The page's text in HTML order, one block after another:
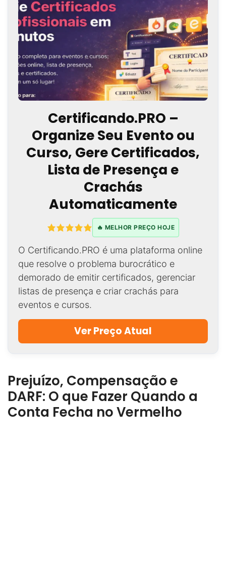
Certificando.PRO –
Organize Seu Evento ou
Curso, Gere Certificados,
Lista de Presença e
Crachás
Automaticamente
🔥 MELHOR PREÇO HOJE
O Certificando.PRO é uma plataforma online
que resolve o problema burocrático e
demorado de emitir certificados, gerenciar
listas de presença e criar crachás para
eventos e cursos.
Ver Preço Atual
Prejuízo, Compensação e
DARF: O que Fazer Quando a
Conta Fecha no Vermelho